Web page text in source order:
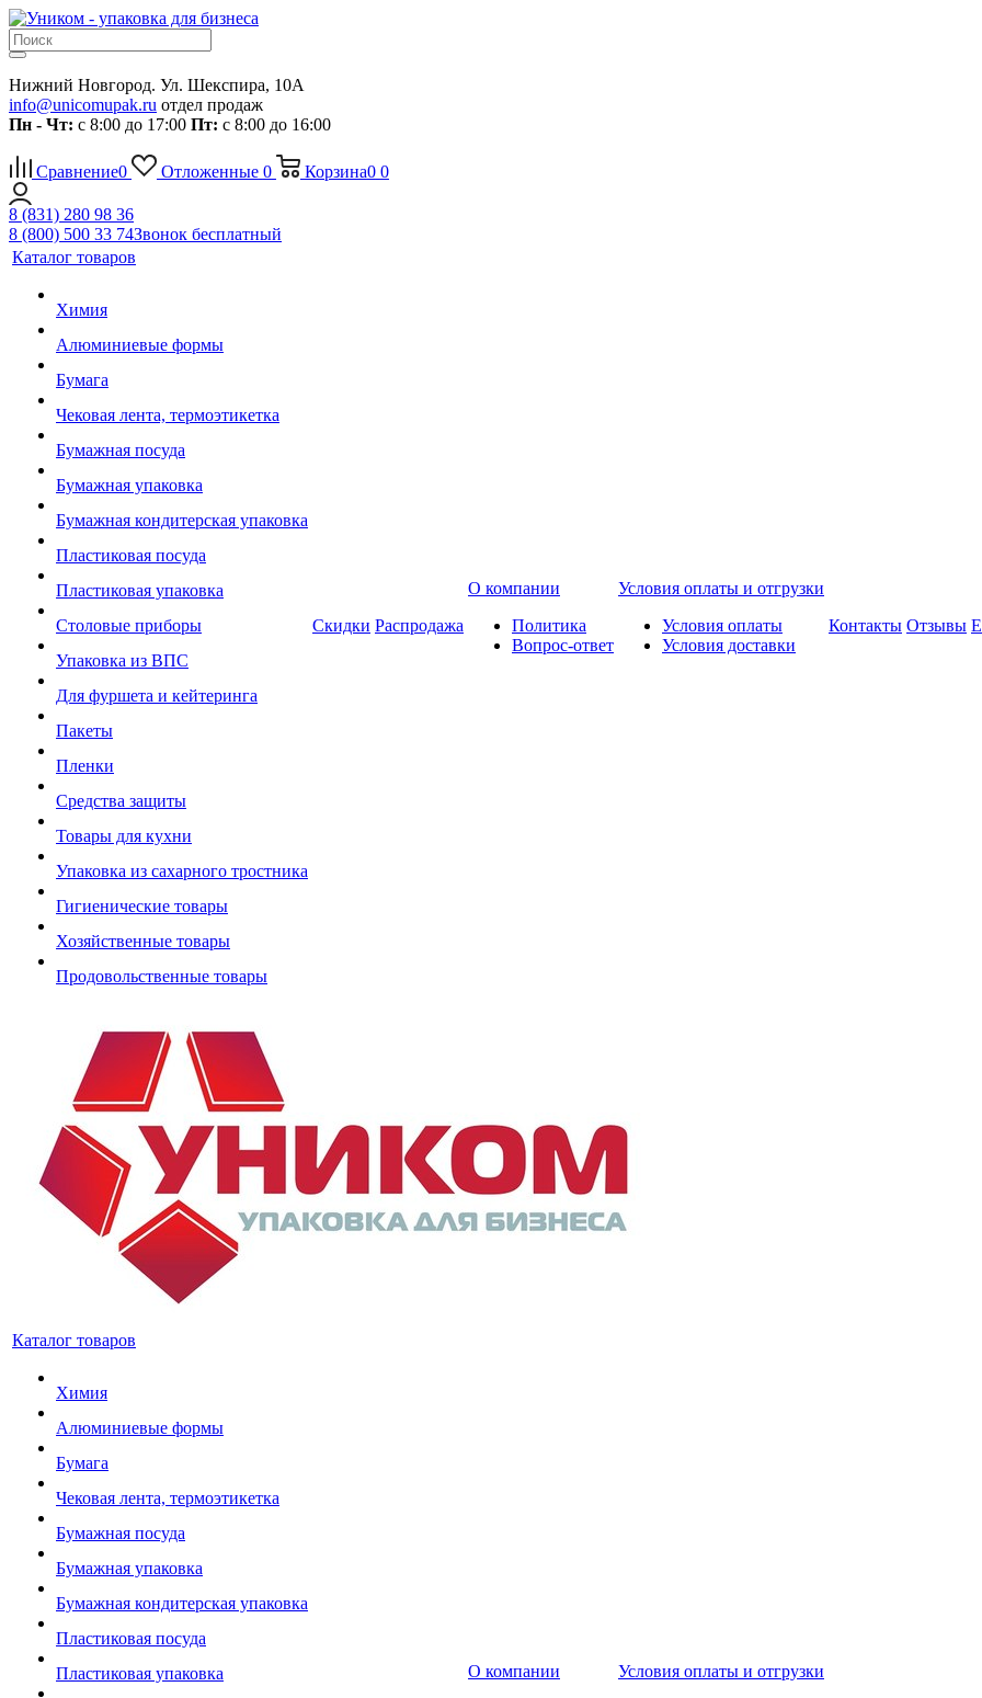
Нижний Новгород. Ул. Шекспира, 10А
info@unicomupak.ru отдел продаж
Пн - Чт: с 8:00 до 17:00 Пт: с 8:00 до 16:00
Сравнение0 Отложенные 0 Корзина0 0
8 (831) 280 98 36
8 (800) 500 33 74Звонок бесплатный
Каталог товаров
Химия
Алюминиевые формы
Бумага
Чековая лента, термоэтикетка
Бумажная посуда
Бумажная упаковка
Бумажная кондитерская упаковка
Пластиковая посуда
Пластиковая упаковка
Столовые приборы
Упаковка из ВПС
Для фуршета и кейтеринга
Пакеты
Пленки
Средства защиты
Товары для кухни
Упаковка из сахарного тростника
Гигиенические товары
Хозяйственные товары
Продовольственные товары
Скидки Распродажа
О компании
Политика
Вопрос-ответ
Условия оплаты и отгрузки
Условия оплаты
Условия доставки
Контакты Отзывы
Каталог товаров
Химия
Алюминиевые формы
Бумага
Чековая лента, термоэтикетка
Бумажная посуда
Бумажная упаковка
Бумажная кондитерская упаковка
Пластиковая посуда
Пластиковая упаковка
О компании
Условия оплаты и отгрузки